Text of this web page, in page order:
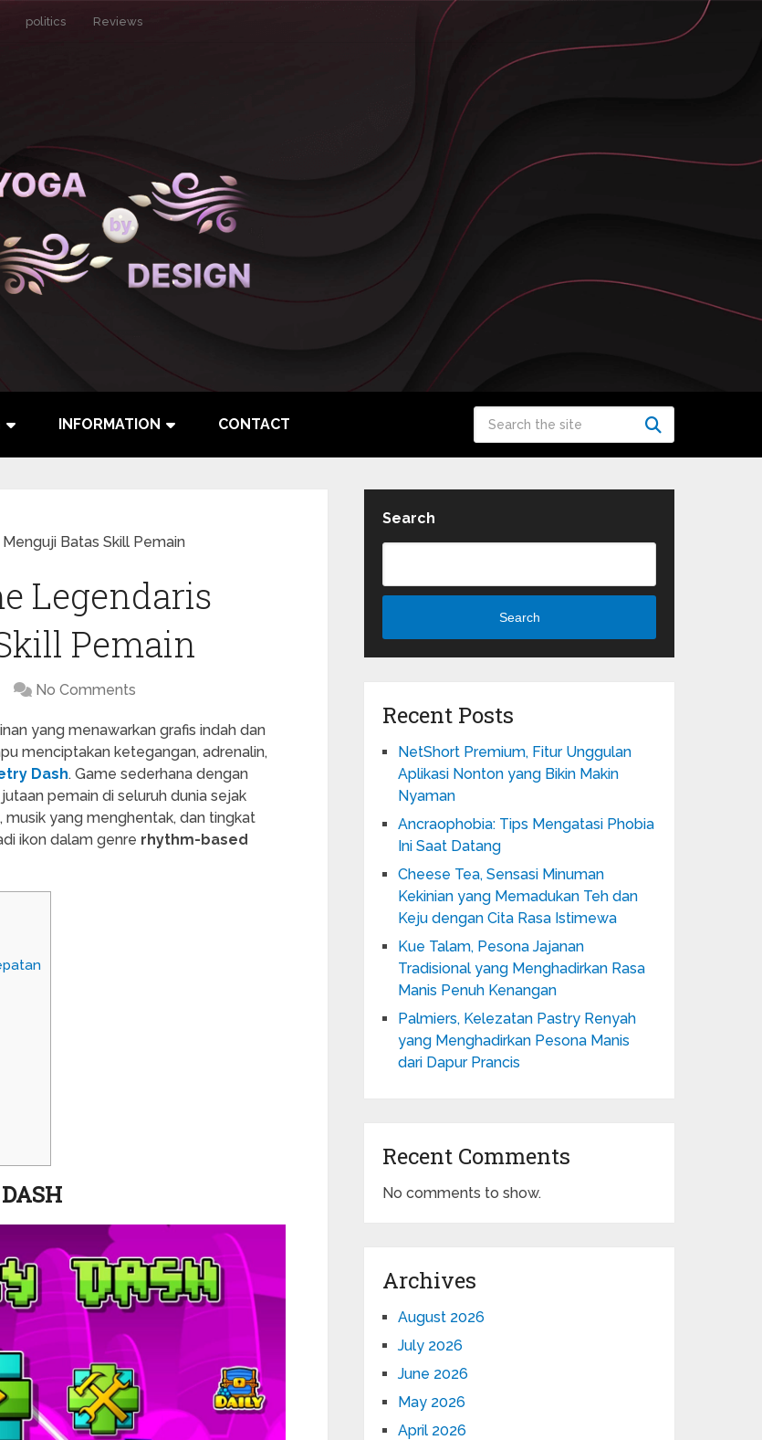
politics Reviews
INFORMATION CONTACT
Batas Skill Pemain
Legendaris
Pemain
No Comments
yang menawarkan grafis indah dan
menciptakan ketegangan, adrenalin,
Dash. Game sederhana dengan
pemain di seluruh dunia sejak
yang menghentak, dan tingkat
ikon dalam genre rhythm-based
Search
Search
Recent Posts
NetShort Premium, Fitur Unggulan
Aplikasi Nonton yang Bikin Makin
Nyaman
Ancraophobia: Tips Mengatasi Phobia
Ini Saat Datang
Cheese Tea, Sensasi Minuman
Kekinian yang Memadukan Teh dan
Keju dengan Cita Rasa Istimewa
Kue Talam, Pesona Jajanan
Tradisional yang Menghadirkan Rasa
Manis Penuh Kenangan
Palmiers, Kelezatan Pastry Renyah
yang Menghadirkan Pesona Manis
dari Dapur Prancis
Recent Comments
No comments to show.
Archives
August 2026
July 2026
June 2026
May 2026
April 2026